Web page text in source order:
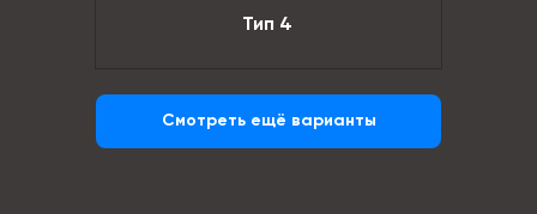
Тип 4
Смотреть ещё варианты